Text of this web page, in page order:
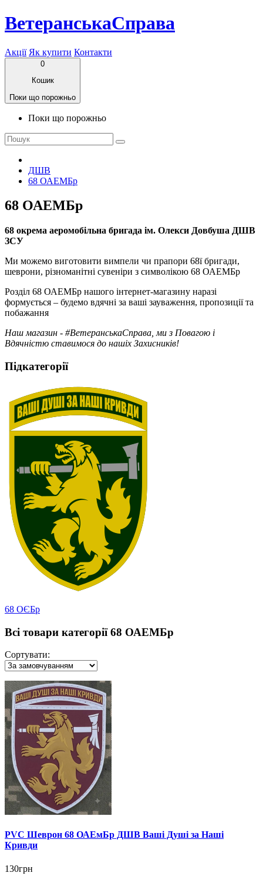
ВетеранськаСправа
Акції Як купити Контакти
0
Кошик
Поки що порожньо
Поки що порожньо
ДШВ
68 ОАЕМБр
68 ОАЕМБр
68 окрема аеромобільна бригада​ ім. Олекси Довбуша ДШВ
ЗСУ
Ми можемо виготовити вимпели чи прапори 68ї бригади,
шеврони, різноманітні сувеніри з символікою 68 ОАЕМБр
Розділ 68 ОАЕМБр нашого інтернет-магазину наразі
формується – будемо вдячні за ваші зауваження, пропозиції та
побажання
Наш магазин - #ВетеранськаСправа, ми з Повагою і
Вдячністю ставимося до нашіх Захисників!
Підкатегорії
68 ОЄБр
Всі товари категорії 68 ОАЕМБр
Сортувати:
PVC Шеврон 68 ОАЕмБр ДШВ Ваші Душі за Наші
Кривди
130грн